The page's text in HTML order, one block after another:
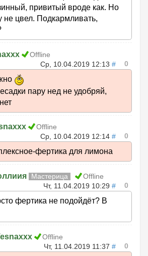
привитый вроде как. Но
не цвел. Подкармливать,
Offline
Ср, 10.04.2019 12:13 # 0
пару нед не удобряй,
Offline
Ср, 10.04.2019 12:14 # 0
фертика для лимона
Мастерица
Offline
Чт, 11.04.2019 10:29 # 0
фертика не подойдёт? В
Offline
Чт, 11.04.2019 11:37 # 0